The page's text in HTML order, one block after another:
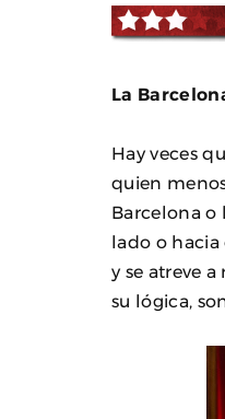
La
Hay veces
quien
Barcelona o
lado o hacia
y se atreve
su lógica,